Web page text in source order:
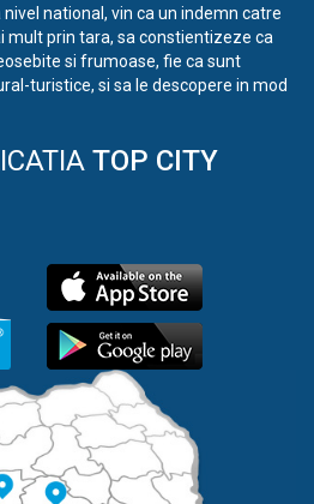
national, vin ca un indemn catre
mult prin tara, sa constientizeze ca
si frumoase, fie ca sunt
turistice, si sa le descopere in mod
TOP CITY